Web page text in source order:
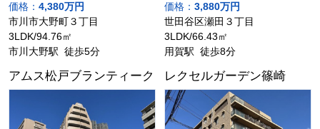
価格： 4,380万円
市川市大野町３丁目
3LDK/94.76㎡
市川大野駅 徒歩5分
価格： 3,880万円
世田谷区瀬田３丁目
3LDK/66.43㎡
用賀駅 徒歩8分
アムス松戸ブランティーク レクセルガーデン篠崎